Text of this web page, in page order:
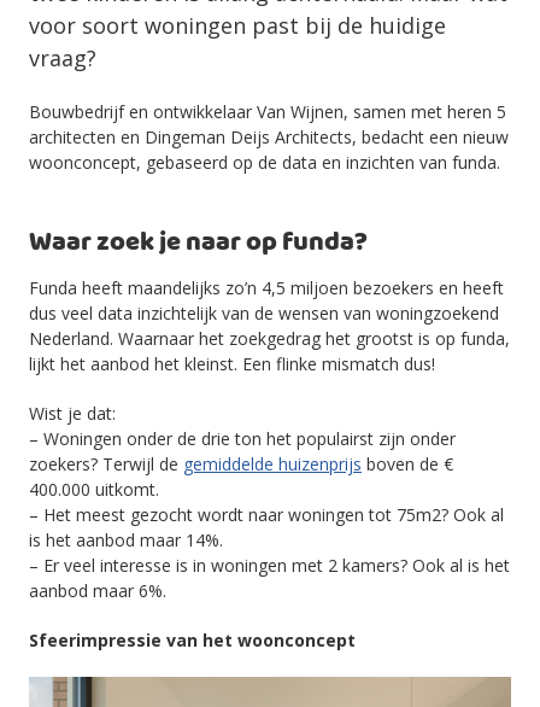
voor soort woningen past bij de huidige
vraag?
Bouwbedrijf en ontwikkelaar Van Wijnen, samen met heren 5
architecten en Dingeman Deijs Architects, bedacht een nieuw
woonconcept, gebaseerd op de data en inzichten van funda.
Waar zoek je naar op funda?
Funda heeft maandelijks zo’n 4,5 miljoen bezoekers en heeft
dus veel data inzichtelijk van de wensen van woningzoekend
Nederland. Waarnaar het zoekgedrag het grootst is op funda,
lijkt het aanbod het kleinst. Een flinke mismatch dus!
Wist je dat:
– Woningen onder de drie ton het populairst zijn onder
zoekers? Terwijl de gemiddelde huizenprijs boven de €
400.000 uitkomt.
– Het meest gezocht wordt naar woningen tot 75m2? Ook al
is het aanbod maar 14%.
– Er veel interesse is in woningen met 2 kamers? Ook al is het
aanbod maar 6%.
Sfeerimpressie van het woonconcept